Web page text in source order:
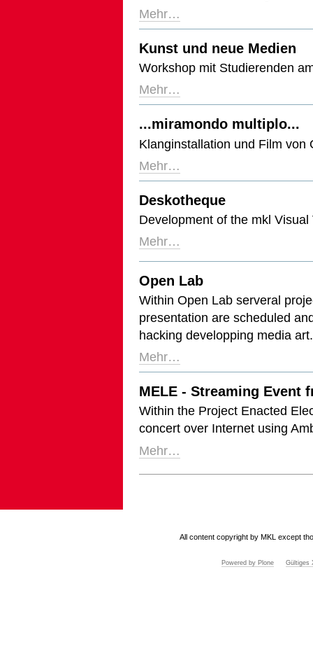
Mehr…
Kunst und neue Medien
Workshop mit Studierenden
Mehr…
...miramondo multiplo...
Klanginstallation und Film von
Mehr…
Deskotheque
Development of the mkl
Mehr…
Open Lab
Within Open Lab serveral
presentation are scheduled
hacking developping media art.
Mehr…
MELE - Streaming Event
Within the Project Enacted
concert over Internet using
Mehr…
All content copyright by MKL except
Powered by Plone Gültiges